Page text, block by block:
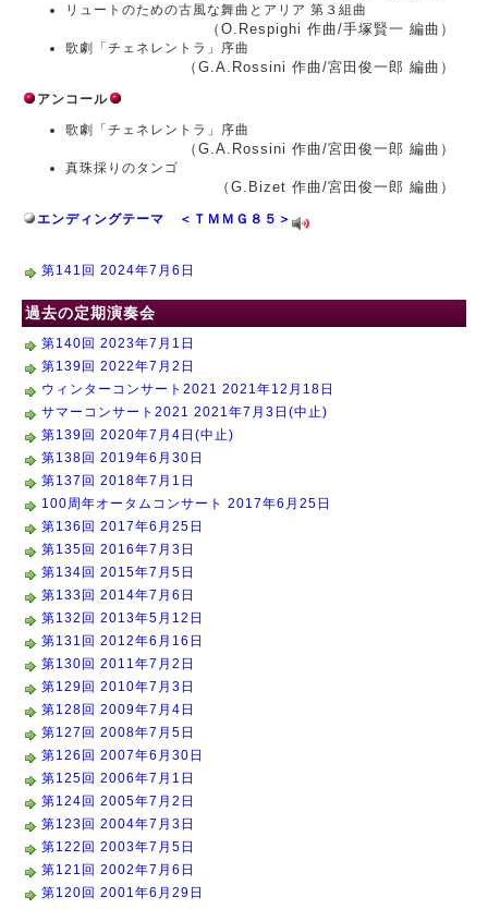
リュートのための古風な舞曲とアリア 第３組曲
（O.Respighi 作曲/手塚賢一 編曲）
歌劇「チェネレントラ」序曲
（G.A.Rossini 作曲/宮田俊一郎 編曲）
アンコール
歌劇「チェネレントラ」序曲
（G.A.Rossini 作曲/宮田俊一郎 編曲）
真珠採りのタンゴ
（G.Bizet 作曲/宮田俊一郎 編曲）
エンディングテーマ ＜ＴＭＭＧ８５＞
第141回 2024年7月6日
過去の定期演奏会
第140回 2023年7月1日
第139回 2022年7月2日
ウィンターコンサート2021 2021年12月18日
サマーコンサート2021 2021年7月3日(中止)
第139回 2020年7月4日(中止)
第138回 2019年6月30日
第137回 2018年7月1日
100周年オータムコンサート 2017年6月25日
第136回 2017年6月25日
第135回 2016年7月3日
第134回 2015年7月5日
第133回 2014年7月6日
第132回 2013年5月12日
第131回 2012年6月16日
第130回 2011年7月2日
第129回 2010年7月3日
第128回 2009年7月4日
第127回 2008年7月5日
第126回 2007年6月30日
第125回 2006年7月1日
第124回 2005年7月2日
第123回 2004年7月3日
第122回 2003年7月5日
第121回 2002年7月6日
第120回 2001年6月29日